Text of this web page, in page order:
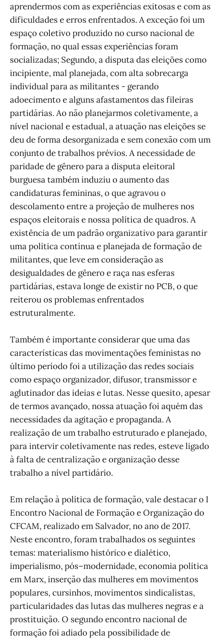
aprendermos com as experiências exitosas e com as
dificuldades e erros enfrentados. A exceção foi um
espaço coletivo produzido no curso nacional de
formação, no qual essas experiências foram
socializadas; Segundo, a disputa das eleições como
incipiente, mal planejada, com alta sobrecarga
individual para as militantes - gerando
adoecimento e alguns afastamentos das fileiras
partidárias. Ao não planejarmos coletivamente, a
nível nacional e estadual, a atuação nas eleições se
deu de forma desorganizada e sem conexão com um
conjunto de trabalhos prévios. A necessidade de
paridade de gênero para a disputa eleitoral
burguesa também induziu o aumento das
candidaturas femininas, o que agravou o
descolamento entre a projeção de mulheres nos
espaços eleitorais e nossa política de quadros. A
existência de um padrão organizativo para garantir
uma política contínua e planejada de formação de
militantes, que leve em consideração as
desigualdades de gênero e raça nas esferas
partidárias, estava longe de existir no PCB, o que
reiterou os problemas enfrentados
estruturalmente.
Também é importante considerar que uma das
características das movimentações feministas no
último período foi a utilização das redes sociais
como espaço organizador, difusor, transmissor e
aglutinador das ideias e lutas. Nesse quesito, apesar
de termos avançado, nossa atuação foi aquém das
necessidades da agitação e propaganda. A
realização de um trabalho estruturado e planejado,
para intervir coletivamente nas redes, esteve ligado
à falta de centralização e organização desse
trabalho a nível partidário.
Em relação à política de formação, vale destacar o I
Encontro Nacional de Formação e Organização do
CFCAM, realizado em Salvador, no ano de 2017.
Neste encontro, foram trabalhados os seguintes
temas: materialismo histórico e dialético,
imperialismo, pós–modernidade, economia política
em Marx, inserção das mulheres em movimentos
populares, cursinhos, movimentos sindicalistas,
particularidades das lutas das mulheres negras e a
prostituição. O segundo encontro nacional de
formação foi adiado pela possibilidade de